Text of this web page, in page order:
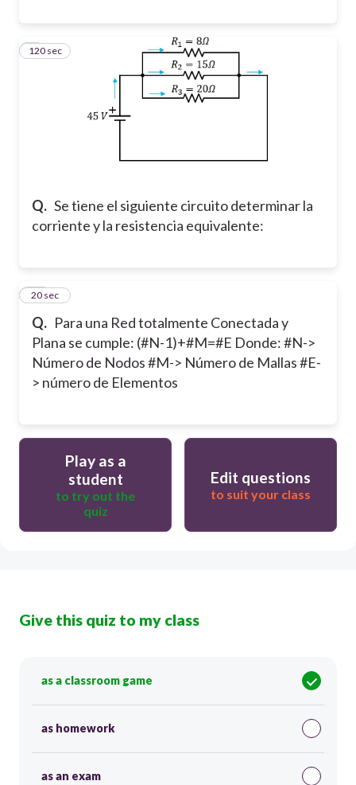
Q. Se tiene el siguiente circuito determinar la
corriente y la resistencia equivalente:
9
120 sec
Q. Para una Red totalmente Conectada y
Plana se cumple: (#N-1)+#M=#E Donde: #N->
Número de Nodos #M-> Número de Mallas #E-
> número de Elementos
10
20 sec
Play as a
student
to try out the
quiz
Edit questions
to suit your class
Give this quiz to my class
as a classroom game
as homework
as an exam